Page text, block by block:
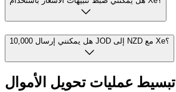
هل يمكنني إرسال 10,000 JOD إلى NZD مع Xe؟
تبسيط عمليات تحويل الأموال